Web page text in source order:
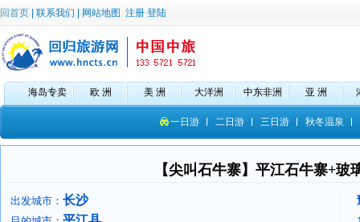
回首页 联系我们 网站地图 注册 登陆
海岛专卖 欧 洲 美 洲 大洋洲 中东非洲 亚 洲
一日游 二日游 三日游 秋冬温泉
【尖叫石牛寨】平江石牛寨+玻
出发城市： 长沙